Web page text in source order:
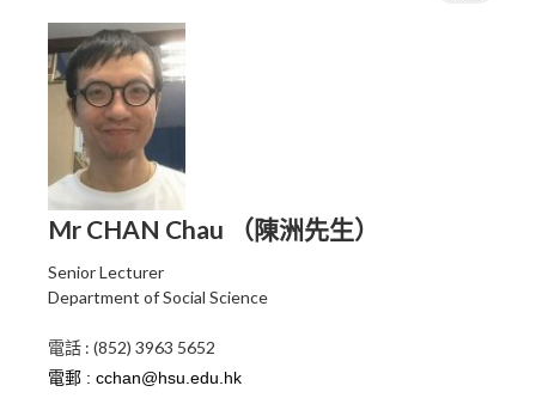
Mr CHAN Chau （陳洲先生）
Senior Lecturer
Department of Social Science
電話 : (852) 3963 5652